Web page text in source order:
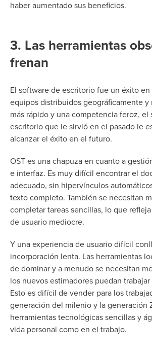
haber aumentado sus beneficios.
3. Las herramientas
frenan
El software de escritorio fue un éxito en
equipos distribuidos geográficamente y
más rápido y una competencia feroz, el
escritorio que le sirvió en el pasado le
alcanzar el éxito en el futuro.
OST es una chapuza en cuanto a
e interfaz. Es muy difícil encontrar el
adecuado, sin hipervínculos
texto completo. También se necesitan
completar tareas sencillas, lo que
de usuario mediocre.
Y una experiencia de usuario difícil
incorporación lenta. Las herramientas
de dominar y a menudo se necesitan
los nuevos estimadores puedan
Esto es difícil de vender para los
generación del milenio y la generación
herramientas tecnológicas sencillas y
vida personal como en el trabajo.